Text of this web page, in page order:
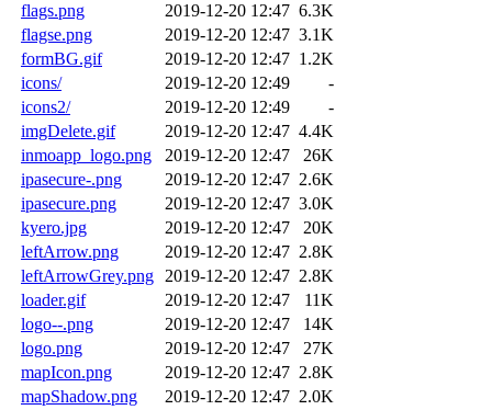
flags.png
2019-12-20 12:47 6.3K
flagse.png
2019-12-20 12:47 3.1K
formBG.gif
2019-12-20 12:47 1.2K
icons/
2019-12-20 12:49
-
icons2/
2019-12-20 12:49
-
imgDelete.gif
2019-12-20 12:47 4.4K
inmoapp_logo.png
2019-12-20 12:47
26K
ipasecure-.png
2019-12-20 12:47 2.6K
ipasecure.png
2019-12-20 12:47 3.0K
kyero.jpg
2019-12-20 12:47
20K
leftArrow.png
2019-12-20 12:47 2.8K
leftArrowGrey.png 2019-12-20 12:47 2.8K
loader.gif
2019-12-20 12:47
11K
logo--.png
2019-12-20 12:47
14K
logo.png
2019-12-20 12:47
27K
mapIcon.png
2019-12-20 12:47 2.8K
mapShadow.png
2019-12-20 12:47 2.0K